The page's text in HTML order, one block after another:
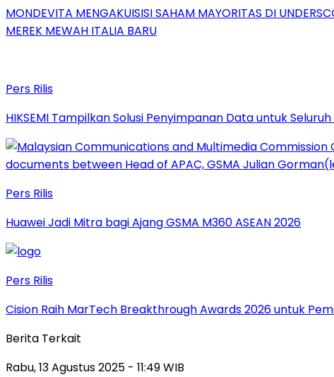
MONDEVITA MENGAKUISISI SAHAM MAYORITAS DI
MEREK MEWAH ITALIA BARU
Pers Rilis
HIKSEMI Tampilkan Solusi Penyimpanan Data untuk
Pers Rilis
Huawei Jadi Mitra bagi Ajang GSMA M360 ASEAN 2026
Pers Rilis
Cision Raih MarTech Breakthrough Awards 2026 untuk
Berita Terkait
Rabu, 13 Agustus 2025 - 11:49 WIB